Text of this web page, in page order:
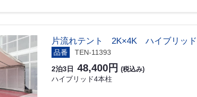
片流れテント 2K×4K ハイブリッド
品番 TEN-11393
2泊3日 48,400円 (税込み)
ハイブリッド4本柱